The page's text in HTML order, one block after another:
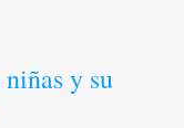
y su